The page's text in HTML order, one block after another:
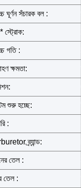
ঘূর্ণন সঁচারক বল :
স্ট্রোক:
গতি :
ক্ষমতা:
শুরু হচ্ছে:
:
ব্র্যান্ড:
তেল :
তেল :